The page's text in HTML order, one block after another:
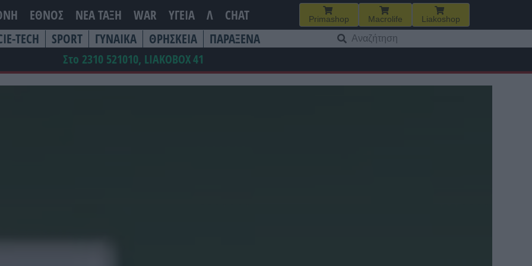
ΕΘΝΟΣ ΝΕΑ ΤΆΞΗ WAR ΥΓΕΙΑ Λ CHAT Primashop Macrolife Liakoshop
TECH SPORT ΓΥΝΑΙΚΑ ΘΡΗΣΚΕΙΑ ΠΑΡΑΞΕΝΑ
για:
Στο 2310 521010, LIAKOBOX41